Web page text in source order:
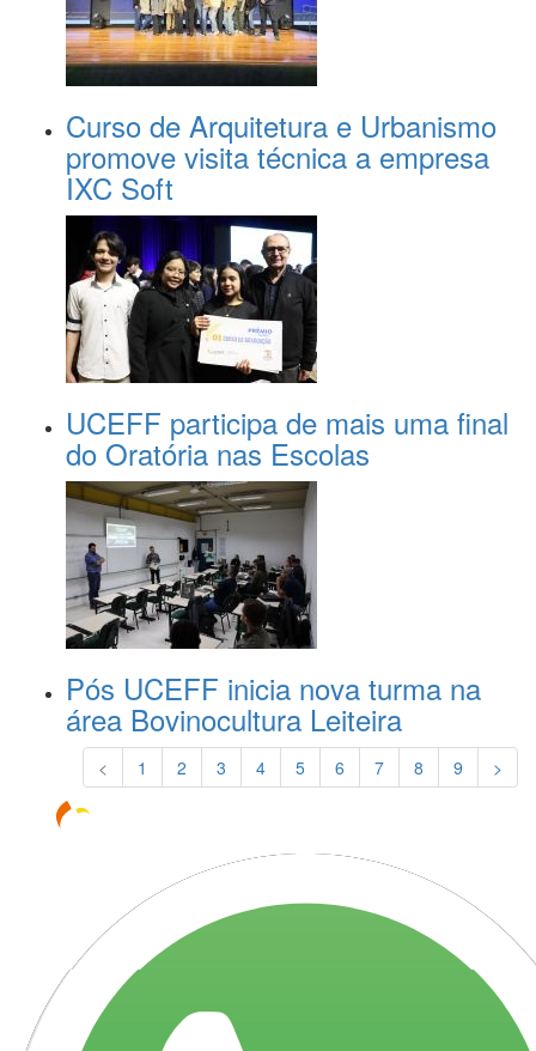
Curso de Arquitetura e Urbanismo
promove visita técnica a empresa
IXC Soft
UCEFF participa de mais uma final
do Oratória nas Escolas
Pós UCEFF inicia nova turma na
área Bovinocultura Leiteira
< 1 2 3 4 5 6 7 8 9 >